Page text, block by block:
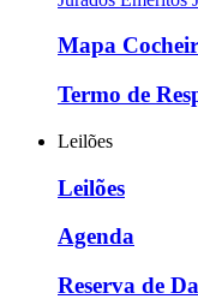
Mapa
Termo de
Leilões
Leilões
Agenda
Reserva de